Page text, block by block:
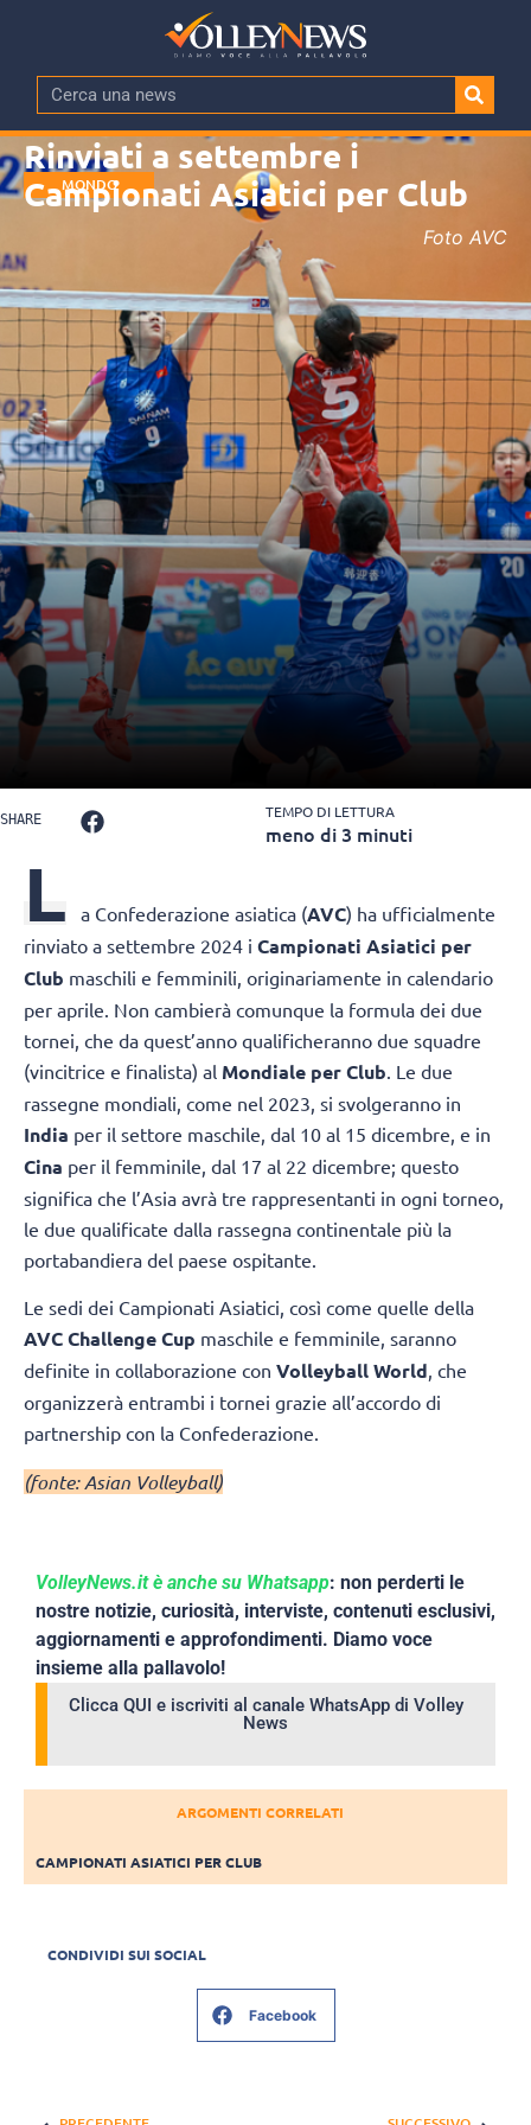
MONDO
Rinviati a settembre i
Campionati Asiatici per Club
Foto AVC
SHARE TEMPO DI LETTURA
meno di 3 minuti
L a Confederazione asiatica (AVC) ha ufficialmente
rinviato a settembre 2024 i Campionati Asiatici per
Club maschili e femminili, originariamente in calendario
per aprile. Non cambierà comunque la formula dei due
tornei, che da quest’anno qualificheranno due squadre
(vincitrice e finalista) al Mondiale per Club. Le due
rassegne mondiali, come nel 2023, si svolgeranno in
India per il settore maschile, dal 10 al 15 dicembre, e in
Cina per il femminile, dal 17 al 22 dicembre; questo
significa che l’Asia avrà tre rappresentanti in ogni torneo,
le due qualificate dalla rassegna continentale più la
portabandiera del paese ospitante.
Le sedi dei Campionati Asiatici, così come quelle della
AVC Challenge Cup maschile e femminile, saranno
definite in collaborazione con Volleyball World, che
organizzerà entrambi i tornei grazie all’accordo di
partnership con la Confederazione.
(fonte: Asian Volleyball)
VolleyNews.it è anche su Whatsapp: non perderti le
nostre notizie, curiosità, interviste, contenuti esclusivi,
aggiornamenti e approfondimenti. Diamo voce
insieme alla pallavolo!
Clicca QUI e iscriviti al canale WhatsApp di Volley
News
ARGOMENTI CORRELATI
CAMPIONATI ASIATICI PER CLUB
CONDIVIDI SUI SOCIAL
Facebook